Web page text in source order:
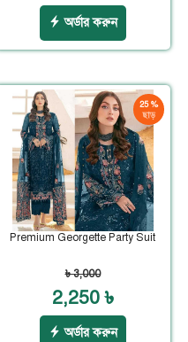
অর্ডার করুন
25 %
ছাড়
Premium Georgette Party Suit
৳ 3,000
2,250 ৳
অর্ডার করুন